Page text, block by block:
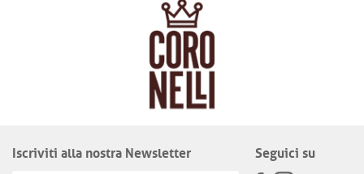
Iscriviti alla nostra Newsletter Seguici su